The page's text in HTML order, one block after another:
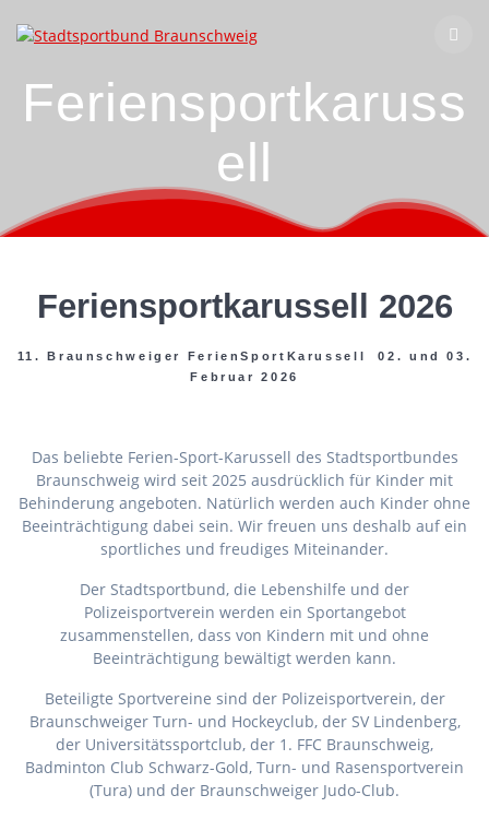
Inhalt
Feriensportkaruss
ell
Feriensportkarussell 2026
11. Braunschweiger FerienSportKarussell 02. und 03.
Februar 2026
Das beliebte Ferien-Sport-Karussell des Stadtsportbundes
Braunschweig wird seit 2025 ausdrücklich für Kinder mit
Behinderung angeboten. Natürlich werden auch Kinder ohne
Beeinträchtigung dabei sein. Wir freuen uns deshalb auf ein
sportliches und freudiges Miteinander.
Der Stadtsportbund, die Lebenshilfe und der
Polizeisportverein werden ein Sportangebot
zusammenstellen, dass von Kindern mit und ohne
Beeinträchtigung bewältigt werden kann.
Beteiligte Sportvereine sind der Polizeisportverein, der
Braunschweiger Turn- und Hockeyclub, der SV Lindenberg,
der Universitätssportclub, der 1. FFC Braunschweig,
Badminton Club Schwarz-Gold, Turn- und Rasensportverein
(Tura) und der Braunschweiger Judo-Club.